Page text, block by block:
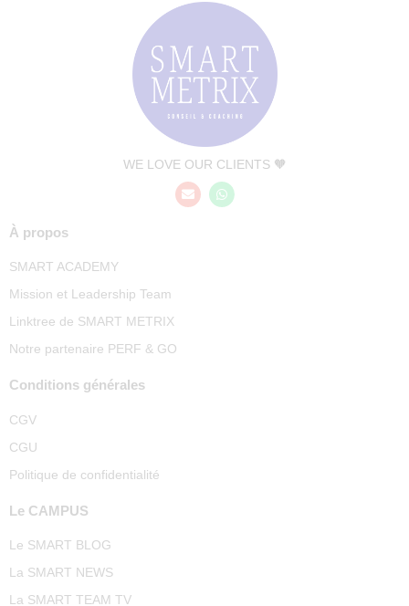
WE LOVE OUR CLIENTS 🧡
À propos
SMART ACADEMY
Mission et Leadership Team
Linktree de SMART METRIX
Notre partenaire PERF & GO
Conditions générales
CGV
CGU
Politique de confidentialité
Le CAMPUS
Le SMART BLOG
La SMART NEWS
La SMART TEAM TV